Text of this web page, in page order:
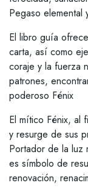
Pegaso elemental
El libro guía
carta, así como
coraje y la fuerza
patrones,
poderoso Fénix
El mítico Fénix, al
y resurge de sus
Portador de la luz
es símbolo de
renovación,